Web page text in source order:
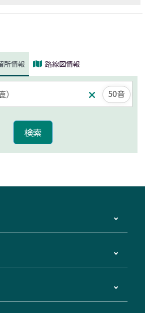
所情報 路線図情報
50音
・時刻表
方法
横浜・東京・埼玉